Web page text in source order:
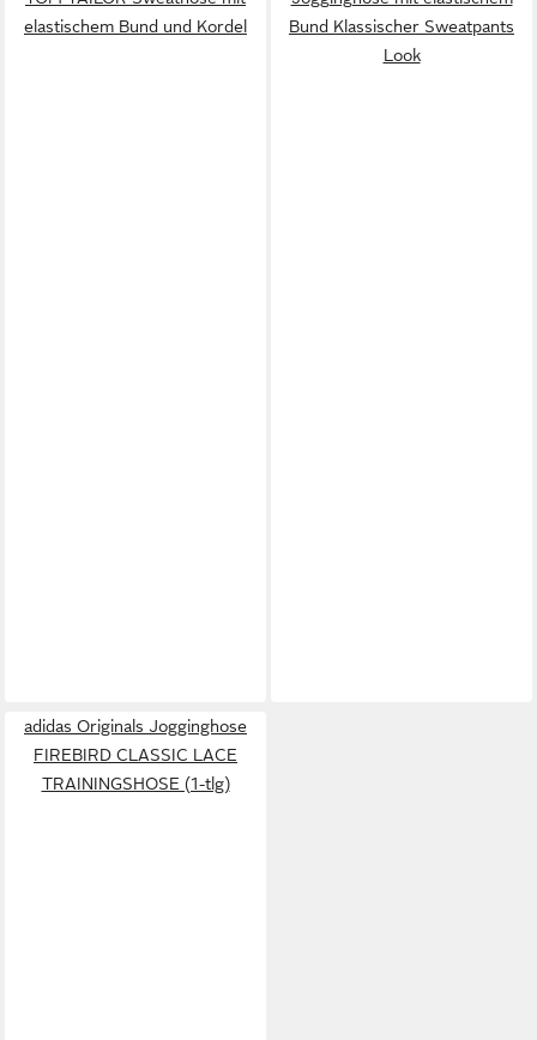
elastischem Bund und Kordel
Bund Klassischer Sweatpants
Look
adidas Originals Jogginghose
FIREBIRD CLASSIC LACE
TRAININGSHOSE (1-tlg)